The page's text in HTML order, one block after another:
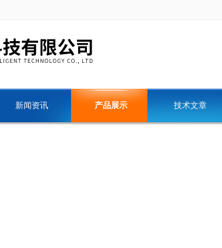
新闻资讯 产品展示 技术文章